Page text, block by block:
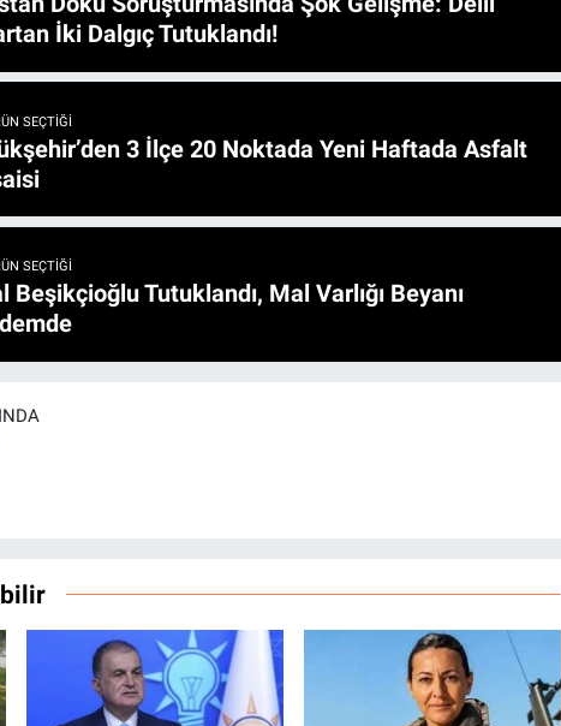
İki Dalgıç Tutuklandı!
SEÇTIĞI
3 İlçe 20 Noktada Yeni Haftada Asfalt
SEÇTIĞI
Beşikçioğlu Tutuklandı, Mal Varlığı Beyanı